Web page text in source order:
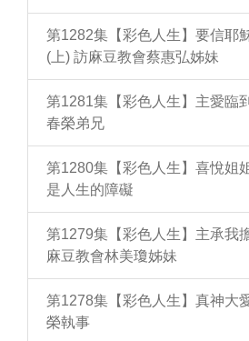
第1282集【彩色人生】要信耶
(上) 訪麻豆教會蔡惠弘姊妹
第1281集【彩色人生】主愛臨
春榮弟兄
第1280集【彩色人生】喜悅姐
是人生的障礙
第1279集【彩色人生】主承我
麻豆教會林美瓊姊妹
第1278集【彩色人生】真神大
榮執事